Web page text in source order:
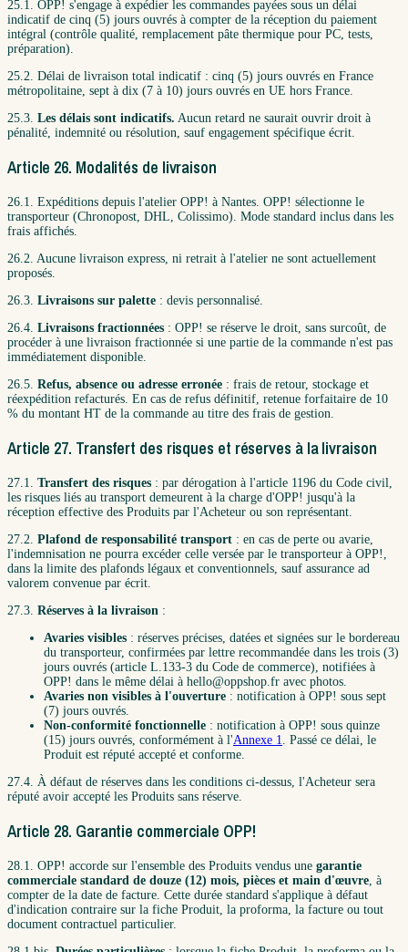
25.1. OPP! s'engage à expédier les commandes payées sous un délai
indicatif de cinq (5) jours ouvrés à compter de la réception du paiement
intégral (contrôle qualité, remplacement pâte thermique pour PC, tests,
préparation).
25.2. Délai de livraison total indicatif : cinq (5) jours ouvrés en France
métropolitaine, sept à dix (7 à 10) jours ouvrés en UE hors France.
25.3. Les délais sont indicatifs. Aucun retard ne saurait ouvrir droit à
pénalité, indemnité ou résolution, sauf engagement spécifique écrit.
Article 26. Modalités de livraison
26.1. Expéditions depuis l'atelier OPP! à Nantes. OPP! sélectionne le
transporteur (Chronopost, DHL, Colissimo). Mode standard inclus dans les
frais affichés.
26.2. Aucune livraison express, ni retrait à l'atelier ne sont actuellement
proposés.
26.3. Livraisons sur palette : devis personnalisé.
26.4. Livraisons fractionnées : OPP! se réserve le droit, sans surcoût, de
procéder à une livraison fractionnée si une partie de la commande n'est pas
immédiatement disponible.
26.5. Refus, absence ou adresse erronée : frais de retour, stockage et
réexpédition refacturés. En cas de refus définitif, retenue forfaitaire de 10
% du montant HT de la commande au titre des frais de gestion.
Article 27. Transfert des risques et réserves à la livraison
27.1. Transfert des risques : par dérogation à l'article 1196 du Code civil,
les risques liés au transport demeurent à la charge d'OPP! jusqu'à la
réception effective des Produits par l'Acheteur ou son représentant.
27.2. Plafond de responsabilité transport : en cas de perte ou avarie,
l'indemnisation ne pourra excéder celle versée par le transporteur à OPP!,
dans la limite des plafonds légaux et conventionnels, sauf assurance ad
valorem convenue par écrit.
27.3. Réserves à la livraison :
Avaries visibles : réserves précises, datées et signées sur le bordereau
du transporteur, confirmées par lettre recommandée dans les trois (3)
jours ouvrés (article L.133-3 du Code de commerce), notifiées à
OPP! dans le même délai à hello@oppshop.fr avec photos.
Avaries non visibles à l'ouverture : notification à OPP! sous sept
(7) jours ouvrés.
Non-conformité fonctionnelle : notification à OPP! sous quinze
(15) jours ouvrés, conformément à l'Annexe 1. Passé ce délai, le
Produit est réputé accepté et conforme.
27.4. À défaut de réserves dans les conditions ci-dessus, l'Acheteur sera
réputé avoir accepté les Produits sans réserve.
Article 28. Garantie commerciale OPP!
28.1. OPP! accorde sur l'ensemble des Produits vendus une garantie
commerciale standard de douze (12) mois, pièces et main d'œuvre, à
compter de la date de facture. Cette durée standard s'applique à défaut
d'indication contraire sur la fiche Produit, la proforma, la facture ou tout
document contractuel particulier.